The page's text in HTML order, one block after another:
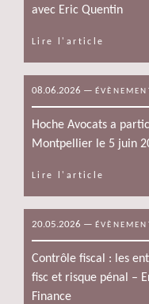
avec Eric Quentin
Lire l'article
08.06.2026 —
Hoche Avocats a
Montpellier le 5 juin
Lire l'article
20.05.2026 —
Contrôle fiscal : les
fisc et risque pénal –
Finance